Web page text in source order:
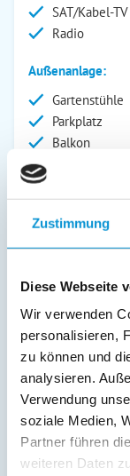
Zustimmung
Diese Webseite
Wir verwenden
personalisieren,
zu können und
analysieren.
Verwendung
soziale Medien,
Partner führen
weiteren Daten
SAT/Kabel-TV
Radio
Außenanlage:
Gartenstühle
Parkplatz
Balkon
Service:
Kompromisse
nicht
oder aber lieber